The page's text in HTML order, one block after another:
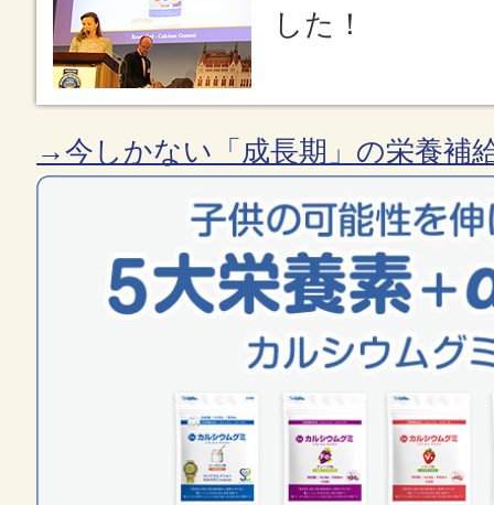
した！
→今しかない「成長期」の栄養補